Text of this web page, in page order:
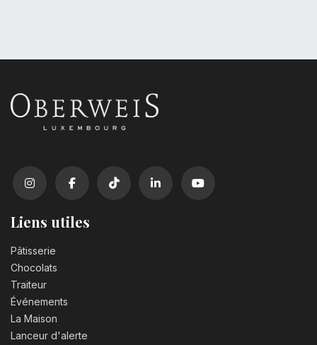
Liens utiles
Pâtisserie
Chocolats
Traiteur
Événements
La Maison
Lanceur d'alerte